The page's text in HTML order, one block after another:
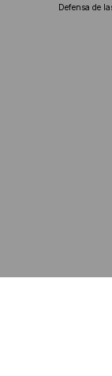
Defensa de